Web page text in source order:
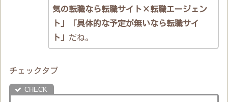
気の転職なら転職サイト×転職エージェン
ト」「具体的な予定が無いなら転職サイ
ト」 だね。
チェックタブ